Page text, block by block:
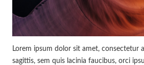
Lorem ipsum dolor sit amet, consectetur
sagittis, sem quis lacinia faucibus, orci